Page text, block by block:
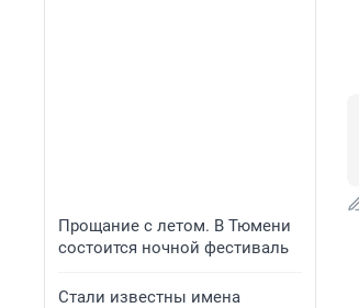
Прощание с летом. В Тюмени
состоится ночной фестиваль
Стали известны имена